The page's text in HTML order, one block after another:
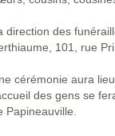
direction des
101, rue
cérémonie aura
des gens se
Papineauville.